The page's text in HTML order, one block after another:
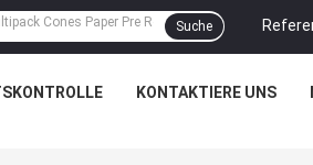
Suche
KONTAKTIERE UNS